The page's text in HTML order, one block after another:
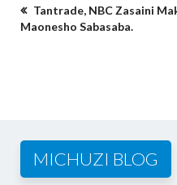
Tantrade, NBC Zasaini
Maonesho Sabasaba.
MICHUZI BLOG